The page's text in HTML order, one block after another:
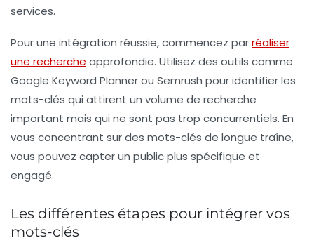
services.
Pour une intégration réussie, commencez parréaliser
une recherche approfondie. Utilisez des outils comme
Google Keyword Planner ou Semrush pour identifier les
mots-clés qui attirent un volume de recherche
important mais qui ne sont pas trop concurrentiels. En
vous concentrant sur des mots-clés de longue traîne,
vous pouvez capter un public plus spécifique et
engagé.
Les différentes étapes pour intégrer vos
mots-clés